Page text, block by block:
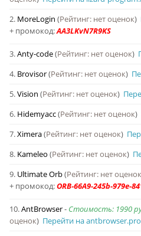
2. MoreLogin (Рейтинг: нет оценок)
+ промокод:
3.Anty-code(Рейтинг: нет оценок)
4. Brovisor(Рейтинг: нет оценок)
5.Vision (Рейтинг: нет оценок)
6. Hidemyacc(Рейтинг: нет оценок)
7.Ximera(Рейтинг: нет оценок)
8. Kameleo (Рейтинг: нет оценок)
9. Ultimate Orb(Рейтинг: нет оценок
+ промокод:
10.AntBrowser- Стоимость: 1990
оценок) Перейти на antbrowser.pro